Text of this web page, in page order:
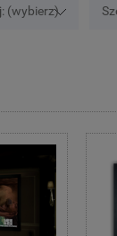
(wybierz)